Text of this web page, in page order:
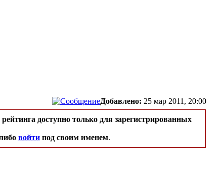
Добавлено: 25 мар 2011, 20:00
доступно только для зарегистрированных
войтипод своим именем.